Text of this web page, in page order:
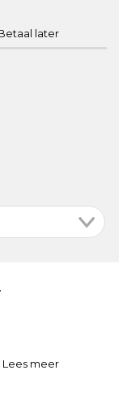
later
Lees meer